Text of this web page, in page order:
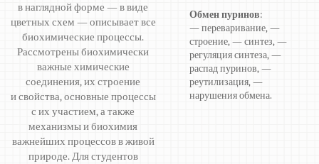
в наглядной форме — в виде
цветных схем — описывает все
биохимические процессы.
Рассмотрены биохимически
важные химические
соединения, их строение
и свойства, основные процессы
с их участием, а также
механизмы и биохимия
важнейших процессов в живой
природе. Для студентов
Обмен пуринов:
— переваривание, —
строение, — синтез, —
регуляция синтеза, —
распад пуринов, —
реутилизация, —
нарушения обмена.